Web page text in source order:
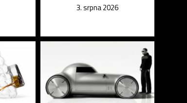
3. srpna 2026